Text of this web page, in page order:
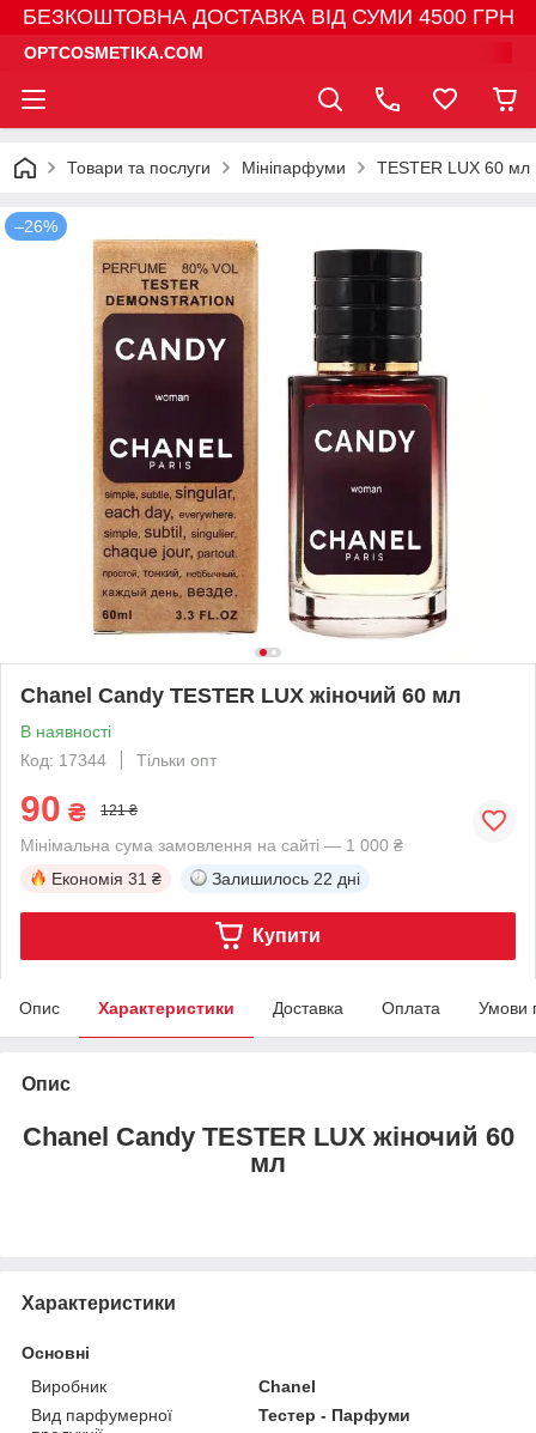
БЕЗКОШТОВНА ДОСТАВКА ВІД СУМИ 4500 ГРН
OPTCOSMETIKA.COM
Товари та послуги Мініпарфуми TESTER LUX 60 мл
–26%
Chanel Candy TESTER LUX жіночий 60 мл
В наявності
Код: 17344
Тільки опт
90 ₴ 121 ₴
Мінімальна сума замовлення на сайті — 1 000 ₴
Економія 31 ₴ Залишилось 22 дні
Купити
Опис Характеристики Доставка Оплата Умови
Опис
Chanel Candy TESTER LUX жіночий 60
мл
Характеристики
Основні
Виробник
Chanel
Вид парфумерної
Тестер - Парфуми